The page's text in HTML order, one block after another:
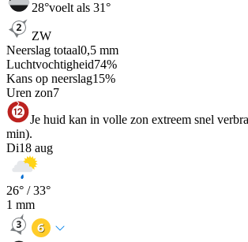
28°voelt als 31°
ZW
Neerslag totaal0,5 mm
Luchtvochtigheid74%
Kans op neerslag15%
Uren zon7
Je huid kan in volle zon extreem snel
min).
Di18 aug
26° /33°
1 mm